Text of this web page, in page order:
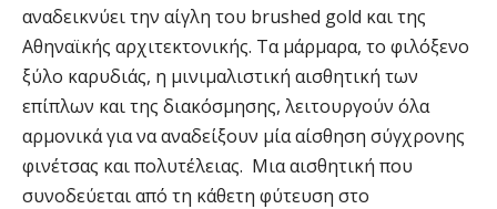
αναδεικνύει την αίγλη του brushed gold και της
Αθηναϊκής αρχιτεκτονικής. Τα μάρμαρα, το φιλόξενο
ξύλο καρυδιάς, η μινιμαλιστική αισθητική των
επίπλων και της διακόσμησης, λειτουργούν όλα
αρμονικά για να αναδείξουν μία αίσθηση σύγχρονης
φινέτσας και πολυτέλειας. Μια αισθητική που
συνοδεύεται από τη κάθετη φύτευση στο